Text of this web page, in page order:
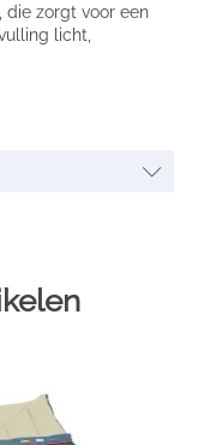
die zorgt voor een
licht,